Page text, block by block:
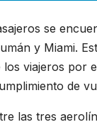
se
y Miami.
viajeros por
de
las tres